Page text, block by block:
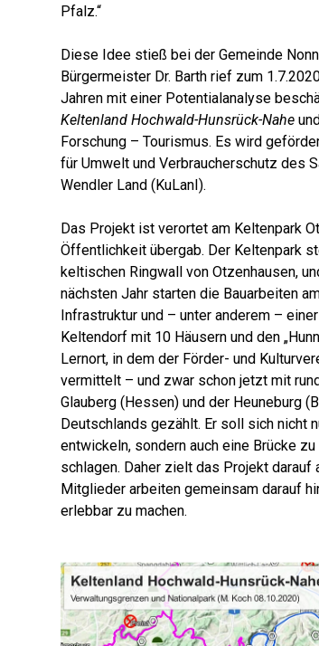
Pfalz.“
Diese Idee stieß bei der Gemeinde
Bürgermeister Dr. Barth rief zum
Jahren mit einer Potentialanalyse
Keltenland Hochwald-Hunsrück-Nahe
Forschung – Tourismus. Es wird
für Umwelt und Verbraucherschutz des
Wendler Land (KuLanI).
Das Projekt ist verortet am Keltenpark
Öffentlichkeit übergab. Der Keltenpark
keltischen Ringwall von Otzenhausen,
nächsten Jahr starten die Bauarbeiten
Infrastruktur und – unter anderem –
Keltendorf mit 10 Häusern und den
Lernort, in dem der Förder- und
vermittelt – und zwar schon jetzt mit
Glauberg (Hessen) und der Heuneburg
Deutschlands gezählt. Er soll sich nicht
entwickeln, sondern auch eine Brücke
schlagen. Daher zielt das Projekt
Mitglieder arbeiten gemeinsam darauf
erlebbar zu machen.